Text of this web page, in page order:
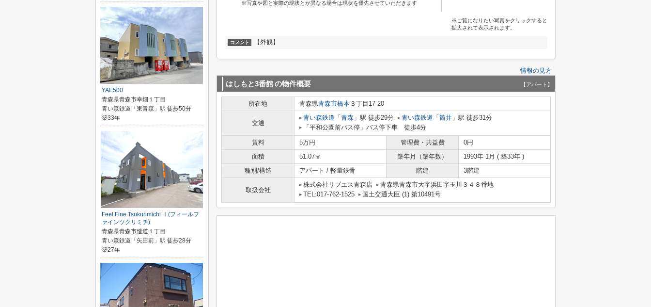
※写真や図と実際の現状とが異なる場合は現状を優先させていただきます
※ご覧になりたい写真をクリックすると
拡大されて表示されます。
コメント 【外観】
情報の見方
はしもと3番館の物件概要 【アパート】
所在地 青森県青森市橋本 ３丁目17-20
交通
青い森鉄道 「 青森 」駅 徒歩29分 青い森鉄道 「 筒井 」駅 徒歩31分
「平和公園前バス停」バス停下車 徒歩4分
賃料 5万円 管理費・共益費
0円
面積
51.07㎡ 築年月（築年数）
1993年 1月 ( 築33年 )
種別/構造
アパート / 軽量鉄骨 階建 3階建
取扱会社
株式会社リブエス青森店
青森県青森市大字浜田字玉川３４８番地
TEL:017-762-1525
国土交通大臣 (1) 第10491号
YAE500
青森県青森市幸畑１丁目
青い森鉄道「東青森」駅 徒歩50分
築33年
Feel Fine Tsukurimichi Ⅰ(フィールフ
ァインツクリミチ)
青森県青森市造道１丁目
青い森鉄道「矢田前」駅 徒歩28分
築27年